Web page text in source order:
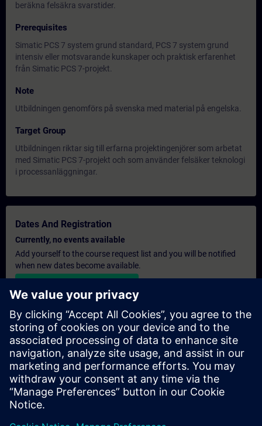
beräkna felsäkra svarstider.
Prerequisites
Simatic PCS 7 system grund standard, PCS 7 system grund
intensiv eller motsvarande kunskaper och praktisk erfarenhet
från Simatic PCS 7-projekt.
Note
Utbildningen genomförs på svenska med material på engelska.
Target Group
Utbildningen riktar sig till erfarna projektingenjörer som arbetat
med Simatic PCS 7-projekt och som använder felsäker teknologi
i processanläggningar.
Dates And Registration
Currently, no events available
Add yourself to the course request list and you will be notified
when new dates become available.
Personalised Quotation
If you require a standard list price quotation for this training, for
example for your purchasing department, then please click the
link below. You first need to provide some personal details and
after this a quotation will be emailed to you.
Provide Quotation